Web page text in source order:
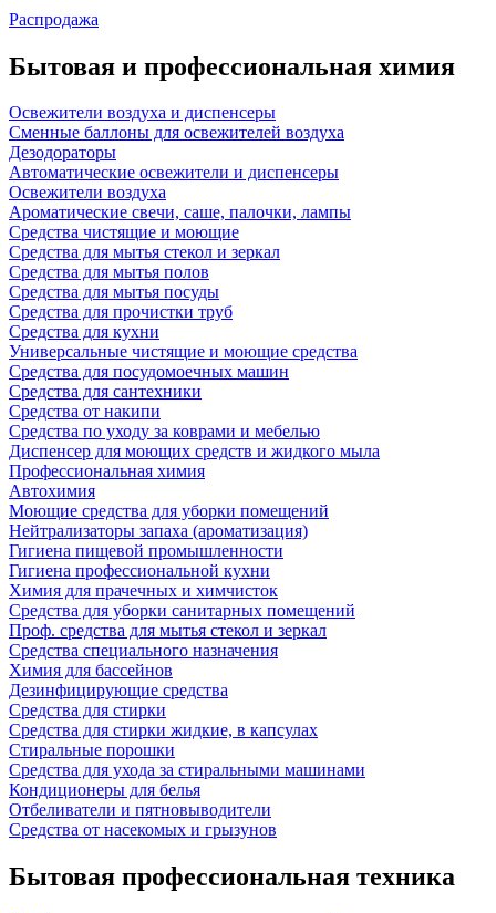
Распродажа
Бытовая и профессиональная химия
Освежители воздуха и диспенсеры
Сменные баллоны для освежителей воздуха
Дезодораторы
Автоматические освежители и диспенсеры
Освежители воздуха
Ароматические свечи, саше, палочки, лампы
Средства чистящие и моющие
Средства для мытья стекол и зеркал
Средства для мытья полов
Средства для мытья посуды
Средства для прочистки труб
Средства для кухни
Универсальные чистящие и моющие средства
Средства для посудомоечных машин
Средства для сантехники
Средства от накипи
Средства по уходу за коврами и мебелью
Диспенсер для моющих средств и жидкого мыла
Профессиональная химия
Автохимия
Моющие средства для уборки помещений
Нейтрализаторы запаха (ароматизация)
Гигиена пищевой промышленности
Гигиена профессиональной кухни
Химия для прачечных и химчисток
Средства для уборки санитарных помещений
Проф. средства для мытья стекол и зеркал
Средства специального назначения
Химия для бассейнов
Дезинфицирующие средства
Средства для стирки
Средства для стирки жидкие, в капсулах
Стиральные порошки
Средства для ухода за стиральными машинами
Кондиционеры для белья
Отбеливатели и пятновыводители
Средства от насекомых и грызунов
Бытовая профессиональная техника